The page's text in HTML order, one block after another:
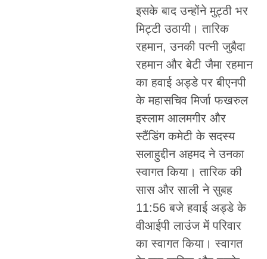
इसके बाद उन्होंने मुट्ठी भर
मिट्टी उठायी। तारिक
रहमान, उनकी पत्नी जुबैदा
रहमान और बेटी जैमा रहमान
का हवाई अड्डे पर बीएनपी
के महासचिव मिर्जा फखरुल
इस्लाम आलमगीर और
स्टैंडिंग कमेटी के सदस्य
सलाहुद्दीन अहमद ने उनका
स्वागत किया। तारिक की
सास और साली ने सुबह
11:56 बजे हवाई अड्डे के
वीआईपी लाउंज में परिवार
का स्वागत किया। स्वागत